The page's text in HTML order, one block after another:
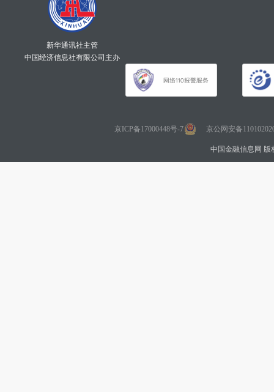
新华通讯社主管
中国经济信息社有限公司主办
京ICP备17000448号-7 京公网安备
中国金融信息网 版